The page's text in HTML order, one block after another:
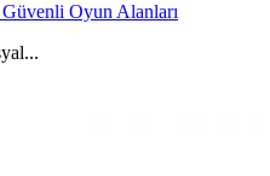
Oyun Alanları
...